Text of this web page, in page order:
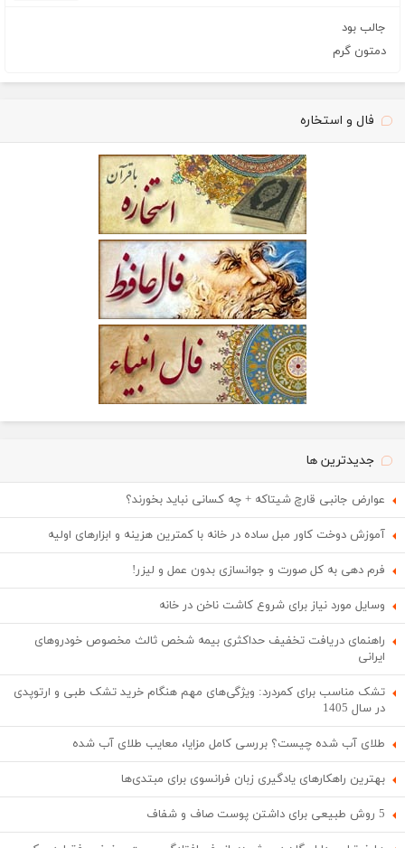
جالب بود
دمتون گرم
فال و استخاره
جدیدترین ها
عوارض جانبی قارچ شیتاکه + چه کسانی نباید بخورند؟
آموزش دوخت کاور مبل ساده در خانه با کمترین هزینه و ابزارهای اولیه
فرم دهی به کل صورت و جوانسازی بدون عمل و لیزر!
وسایل مورد نیاز برای شروع کاشت ناخن در خانه
راهنمای دریافت تخفیف حداکثری بیمه شخص ثالث مخصوص خودروهای
ایرانی
تشک مناسب برای کمردرد: ویژگی‌های مهم هنگام خرید تشک طبی و ارتوپدی
در سال 1405
طلای آب شده چیست؟ بررسی کامل مزایا، معایب طلای آب شده
بهترین راهکارهای یادگیری زبان فرانسوی برای مبتدی‌ها
5 روش طبیعی برای داشتن پوست صاف و شفاف